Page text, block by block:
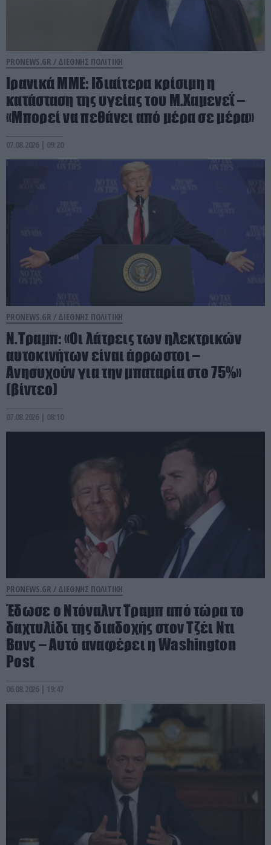
PRONEWS.GR / ΔΙΕΘΝΗΣ ΠΟΛΙΤΙΚΗ
Ιρανικά ΜΜΕ: Ιδιαίτερα κρίσιμη η
κατάσταση της υγείας του Μ.Χαμενεΐ –
«Μπορεί να πεθάνει από μέρα σε μέρα»
07.08.2026 | 09:20
PRONEWS.GR / ΔΙΕΘΝΗΣ ΠΟΛΙΤΙΚΗ
Ν.Τραμπ: «Οι λάτρεις των ηλεκτρικών
αυτοκινήτων είναι άρρωστοι –
Ανησυχούν για την μπαταρία στο 75%»
(βίντεο)
07.08.2026 | 08:10
PRONEWS.GR / ΔΙΕΘΝΗΣ ΠΟΛΙΤΙΚΗ
Έδωσε ο Ντόναλντ Τραμπ από τώρα το
δαχτυλίδι της διαδοχής στον Τζέι Ντι
Βανς – Αυτό αναφέρει η Washington
Post
06.08.2026 | 19:47